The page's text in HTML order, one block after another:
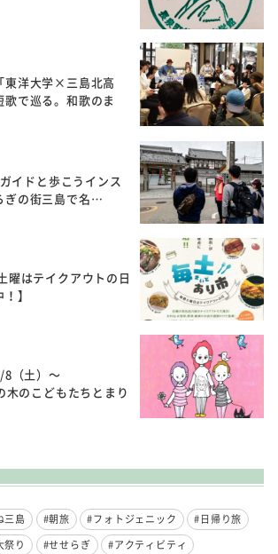
洋大学×三島北高
で巡る。和歌のま
イドと歩こうインス
ぎの街三島で名…
曜はテイクアウトの日
】
（土）～
のこどもたちとまり
三島 #朝旅 #フォトジェニック
#日帰り旅
祭り #せせらぎ
#アクティビティ